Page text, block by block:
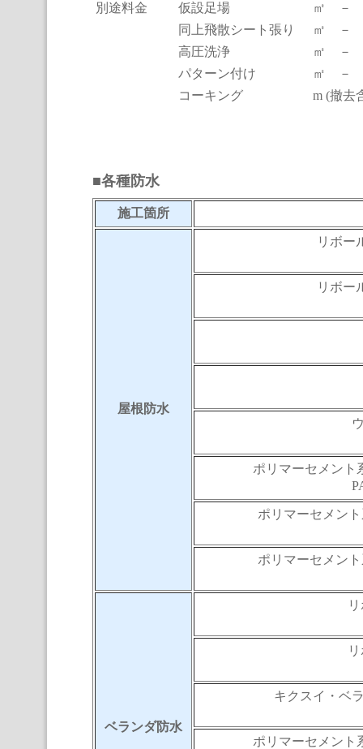
別途料金 仮設足場
㎡ －
同上飛散シート張り
㎡ －
高圧洗浄
㎡ －
パターン付け
㎡ －
コーキング
m (撤
■各種防水
施工箇所
屋根防水
リボー
リボー
ポリマーセメント
ポリマーセメン
ポリマーセメン
ベランダ防水
キクスイ・ベ
ポリマーセメント